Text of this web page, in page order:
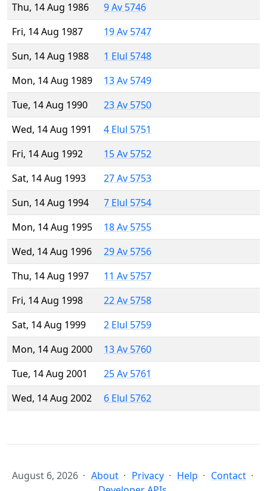
Thu, 14 Aug 1986
9 Av 5746
Fri, 14 Aug 1987
19 Av 5747
Sun, 14 Aug 1988
1 Elul 5748
Mon, 14 Aug 1989
13 Av 5749
Tue, 14 Aug 1990
23 Av 5750
Wed, 14 Aug 1991
4 Elul 5751
Fri, 14 Aug 1992
15 Av 5752
Sat, 14 Aug 1993
27 Av 5753
Sun, 14 Aug 1994
7 Elul 5754
Mon, 14 Aug 1995
18 Av 5755
Wed, 14 Aug 1996
29 Av 5756
Thu, 14 Aug 1997
11 Av 5757
Fri, 14 Aug 1998
22 Av 5758
Sat, 14 Aug 1999
2 Elul 5759
Mon, 14 Aug 2000
13 Av 5760
Tue, 14 Aug 2001
25 Av 5761
Wed, 14 Aug 2002
6 Elul 5762
August 6, 2026 About Privacy Help
Contact